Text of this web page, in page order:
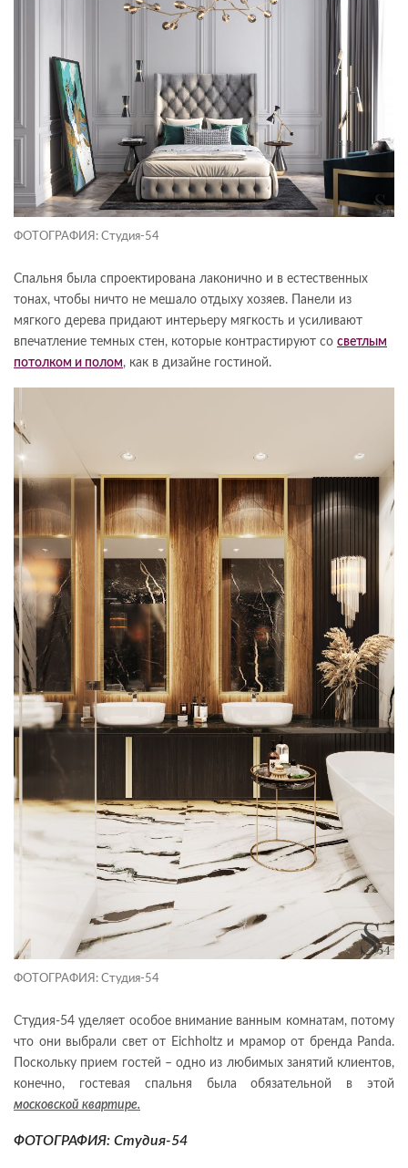
ФОТОГРАФИЯ: Студия-54
Спальня была спроектирована лаконично и в естественных
тонах, чтобы ничто не мешало отдыху хозяев.
Панели из
мягкого дерева придают интерьеру мягкость и усиливают
впечатление темных стен, которые контрастируют со светлым
потолком и полом, как в дизайне гостиной.
ФОТОГРАФИЯ: Студия-54
Студия-54 уделяет особое внимание ванным комнатам, потому
что они выбрали свет от Eichholtz и мрамор от бренда Panda.
Поскольку прием гостей – одно из любимых занятий клиентов,
конечно, гостевая спальня была обязательной в этой
московской квартире.
ФОТОГРАФИЯ: Студия-54